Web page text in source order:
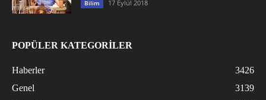
Bilim 17 Eylül 2018
POPÜLER KATEGORİLER
Haberler
3426
Genel
3139